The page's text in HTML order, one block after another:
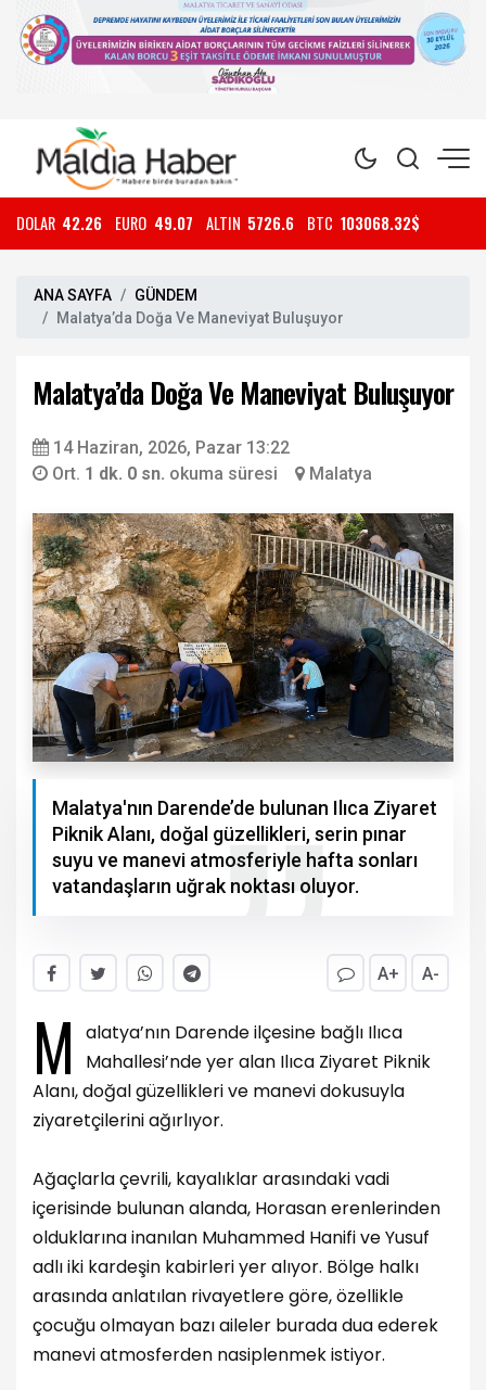
DOLAR 42.26 EURO 49.07 ALTIN 5726.6 BTC 103068.32$
ANA SAYFA
GÜNDEM
Malatya’da Doğa Ve Maneviyat Buluşuyor
Malatya’da Doğa Ve Maneviyat Buluşuyor
14 Haziran, 2026, Pazar 13:22
Ort. 1 dk. 0 sn. okuma süresi Malatya
Malatya'nın Darende’de bulunan Ilıca Ziyaret
Piknik Alanı, doğal güzellikleri, serin pınar
suyu ve manevi atmosferiyle hafta sonları
vatandaşların uğrak noktası oluyor.
A+ A-
M
alatya’nın Darende ilçesine bağlı Ilıca
Mahallesi’nde yer alan Ilıca Ziyaret Piknik
Alanı, doğal güzellikleri ve manevi dokusuyla
ziyaretçilerini ağırlıyor.
Ağaçlarla çevrili, kayalıklar arasındaki vadi
içerisinde bulunan alanda, Horasan erenlerinden
olduklarına inanılan Muhammed Hanifi ve Yusuf
adlı iki kardeşin kabirleri yer alıyor. Bölge halkı
arasında anlatılan rivayetlere göre, özellikle
çocuğu olmayan bazı aileler burada dua ederek
manevi atmosferden nasiplenmek istiyor.